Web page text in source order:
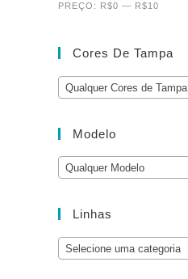
PREÇO: R$0 — R$10
Cores De Tampa
Qualquer Cores de Tampa
Modelo
Qualquer Modelo
Linhas
Selecione uma categoria